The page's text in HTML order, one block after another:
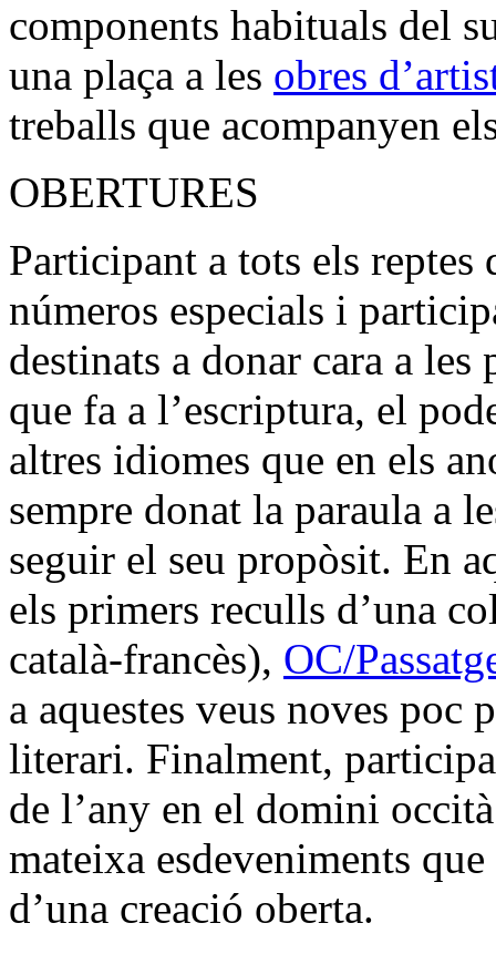
components habituals del
una plaça a les obres
treballs que acompanyen
OBERTURES
Participant a tots els reptes
números especials i
destinats a donar cara a
que fa a l’escriptura, el
altres idiomes que en els
sempre donat la paraula a
seguir el seu propòsit. En
els primers reculls d’una
català-francès), OC/
a aquestes veus noves poc
literari. Finalment,
de l’any en el domini
mateixa esdeveniments
d’una creació oberta.